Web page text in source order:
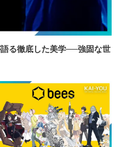
る徹底した美学──強固な世